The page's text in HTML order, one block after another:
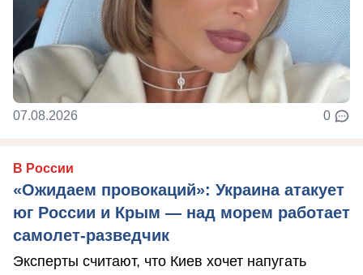
07.08.2026 0
В России
«Ожидаем провокаций»: Украина атакует
юг России и Крым — над морем работает
самолет-разведчик
Эксперты считают, что Киев хочет напугать